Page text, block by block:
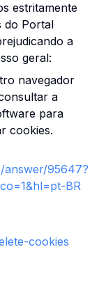
estritamente
do Portal
a
geral:
navegador
a
para
cookies.
answer/95647?
BR
cookies